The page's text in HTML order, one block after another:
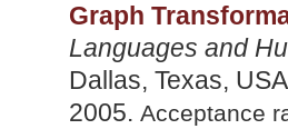
Graph
Languages and
Dallas, Texas,
2005. Acceptance